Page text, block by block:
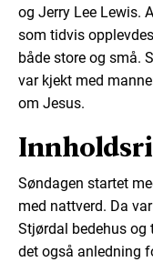
og Jerry Lee Lewis.
som tidvis
både store og små.
var kjekt med
om Jesus.
Søndagen startet
med nattverd. Da
Stjørdal bedehus og
det også anledning